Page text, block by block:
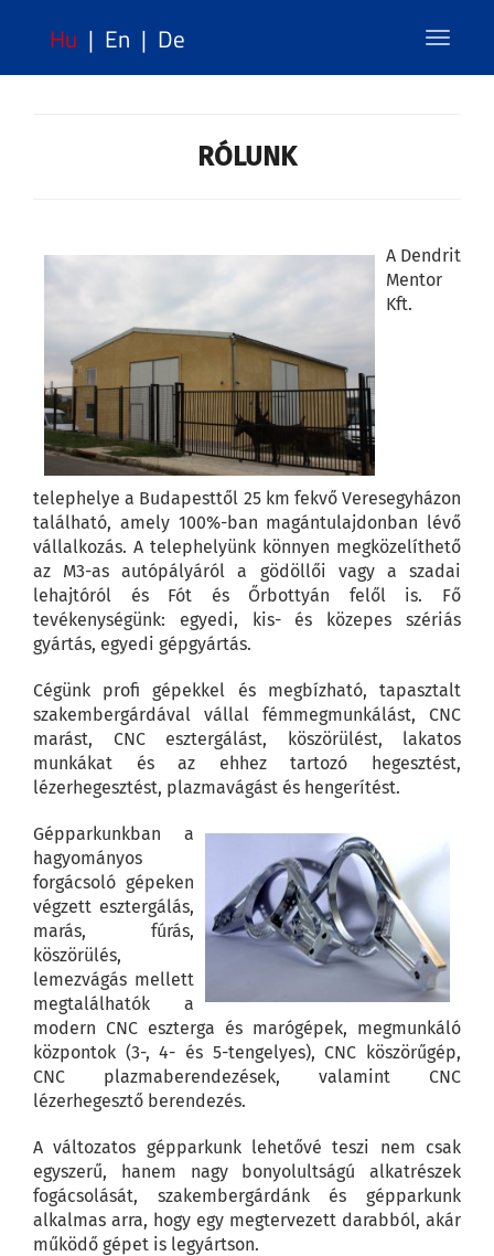
Hu | En | De
Toggle
RÓLUNK
A Dendrit
Mentor
Kft.
telephelye a Budapesttől 25 km fekvő Veresegyházon
található, amely 100%-ban magántulajdonban lévő
vállalkozás. A telephelyünk könnyen megközelíthető
az M3-as autópályáról a gödöllői vagy a szadai
lehajtóról és Fót és Őrbottyán felől is. Fő
tevékenységünk: egyedi, kis- és közepes szériás
gyártás, egyedi gépgyártás.
Cégünk profi gépekkel és megbízható, tapasztalt
szakembergárdával vállal fémmegmunkálást, CNC
marást, CNC esztergálást, köszörülést, lakatos
munkákat és az ehhez tartozó hegesztést,
lézerhegesztést, plazmavágást és hengerítést.
Gépparkunkban a
hagyományos
forgácsoló gépeken
végzett esztergálás,
marás, fúrás,
köszörülés,
lemezvágás mellett
megtalálhatók a
modern CNC eszterga és marógépek, megmunkáló
központok (3-, 4- és 5-tengelyes), CNC köszörűgép,
CNC plazmaberendezések, valamint CNC
lézerhegesztő berendezés.
A változatos gépparkunk lehetővé teszi nem csak
egyszerű, hanem nagy bonyolultságú alkatrészek
fogácsolását, szakembergárdánk és gépparkunk
alkalmas arra, hogy egy megtervezett darabból, akár
működő gépet is legyártson.